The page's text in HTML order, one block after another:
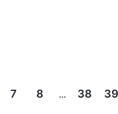
7 8 ... 38 39